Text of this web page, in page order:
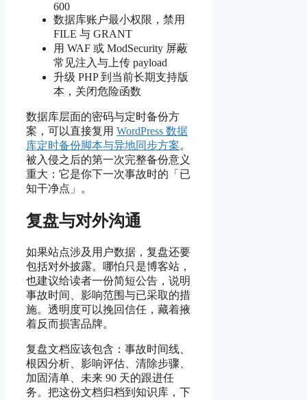
600
数据库账户最小权限，禁用
FILE 与 GRANT
用 WAF 或 ModSecurity 屏蔽
常见注入与上传 payload
升级 PHP 到当前长期支持版
本，关闭危险函数
数据库层面的密码与定时备份方
案，可以直接复用 WordPress 数据
库定时备份脚本与异地同步方案。
被入侵之后的第一次完整备份意义
重大：它是你下一次事故时的「已
知干净点」。
复盘与对外沟通
如果站点涉及用户数据，复盘还要
包括对外披露。哪怕只是博客站，
也建议给读者一份简短公告，说明
事故时间、影响范围与已采取的措
施。透明度可以挽回信任，藏着掖
着反而损害品牌。
复盘文档应该包含：事故时间线、
根因分析、影响评估、清除步骤、
加固清单、未来 90 天的跟进任
务。把这份文档归档到知识库，下